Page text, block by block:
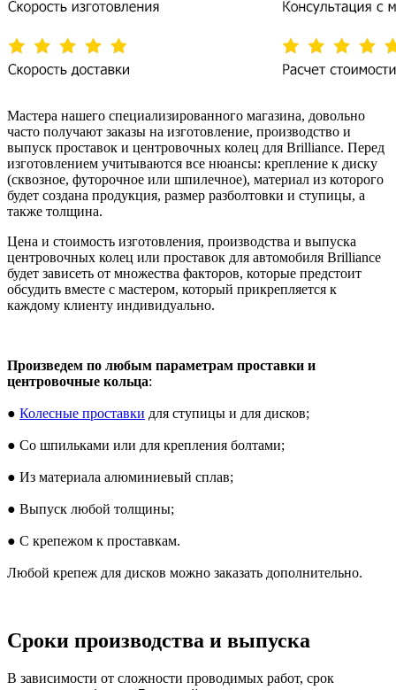
Мастера нашего специализированного магазина, довольно
часто получают заказы на изготовление, производство и
выпуск проставок и центровочных колец для Brilliance. Перед
изготовлением учитываются все нюансы: крепление к диску
(сквозное, футорочное или шпилечное), материал из которого
будет создана продукция, размер разболтовки и ступицы, а
также толщина.
Цена и стоимость изготовления, производства и выпуска
центровочных колец или проставок для автомобиля Brilliance
будет зависеть от множества факторов, которые предстоит
обсудить вместе с мастером, который прикрепляется к
каждому клиенту индивидуально.
Произведем по любым параметрам проставки и
центровочные кольца:
● Колесные проставки для ступицы и для дисков;
● Со шпильками или для крепления болтами;
● Из материала алюминиевый сплав;
● Выпуск любой толщины;
● С крепежом к проставкам.
Любой крепеж для дисков можно заказать дополнительно.
Сроки производства и выпуска
В зависимости от сложности проводимых работ, срок